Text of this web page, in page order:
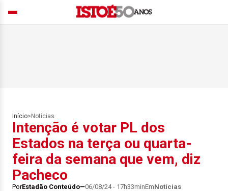
Início> Notícias
Intenção é votar PL dos
Estados na terça ou quarta-
feira da semana que vem, diz
Pacheco
PorEstadão Conteúdo 06/08/24 - 17h33minEmNotícias